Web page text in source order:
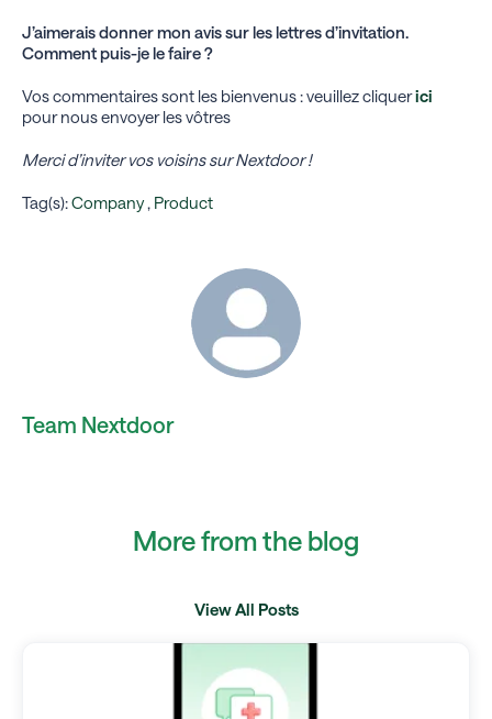
J’aimerais donner mon avis sur les lettres d’invitation.
Comment puis-je le faire ?
Vos commentaires sont les bienvenus : veuillez cliquerici
pour nous envoyer les vôtres
Merci d’inviter vos voisins sur Nextdoor !
Tag(s):Company, Product
Team Nextdoor
More from the blog
View All Posts